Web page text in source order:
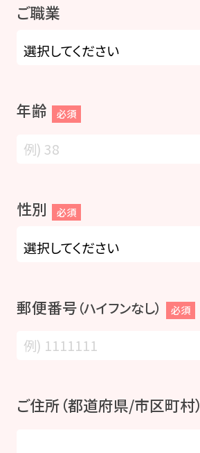
ご職業
年齢 必須
性別 必須
郵便番号（ハイフンなし） 必須
ご住所（都道府県/市区町村）